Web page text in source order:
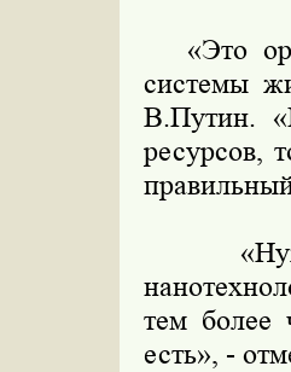
«Это
системы
В.Путин.
ресурсов,
«Нужно
тем более
есть», -